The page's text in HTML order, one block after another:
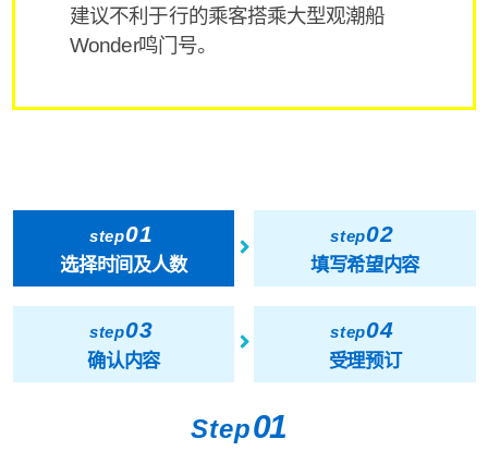
建议不利于行的乘客搭乘大型观潮船
Wonder鸣门号。
step01
选择时间及人数
step02
填写希望内容
step03
确认内容
step04
受理预订
Step01